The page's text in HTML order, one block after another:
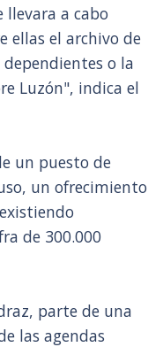
a cabo
ellas el archivo de
o la
Luzón", indica el
un puesto de
un ofrecimiento
de 300.000
parte de una
las agendas